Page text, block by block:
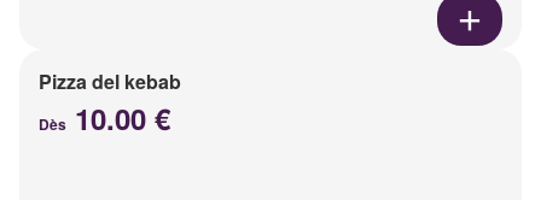
Pizza del kebab
Dès 10.00 €